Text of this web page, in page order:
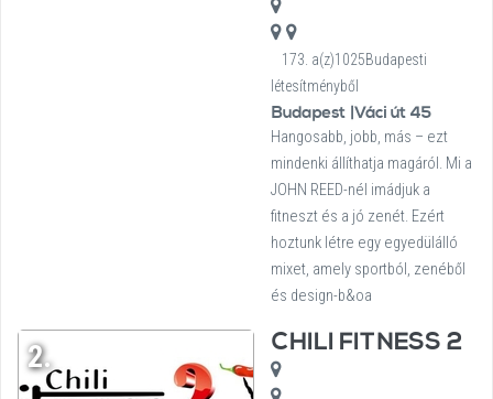
173. a(z)1025Budapesti
létesítményből
Budapest |Váci út 45
Hangosabb, jobb, más – ezt
mindenki állíthatja magáról. Mi a
JOHN REED-nél imádjuk a
fitneszt és a jó zenét. Ezért
hoztunk létre egy egyedülálló
mixet, amely sportból, zenéből
és design-b&oa
2. CHILI FITNESS 2